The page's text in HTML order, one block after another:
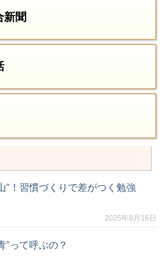
新聞
”！習慣づくりで差がつく勉強
2025年8月16日
”って呼ぶの？